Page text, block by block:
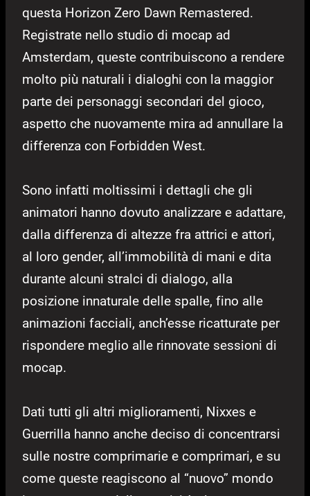
questa Horizon Zero Dawn Remastered.
Registrate nello studio di mocap ad
Amsterdam, queste contribuiscono a rendere
molto più naturali i dialoghi con la maggior
parte dei personaggi secondari del gioco,
aspetto che nuovamente mira ad annullare la
differenza con Forbidden West.
Sono infatti moltissimi i dettagli che gli
animatori hanno dovuto analizzare e adattare,
dalla differenza di altezze fra attrici e attori,
al loro gender, all’immobilità di mani e dita
durante alcuni stralci di dialogo, alla
posizione innaturale delle spalle, fino alle
animazioni facciali, anch’esse ricatturate per
rispondere meglio alle rinnovate sessioni di
mocap.
Dati tutti gli altri miglioramenti, Nixxes e
Guerrilla hanno anche deciso di concentrarsi
sulle nostre comprimarie e comprimari, e su
come queste reagiscono al “nuovo” mondo